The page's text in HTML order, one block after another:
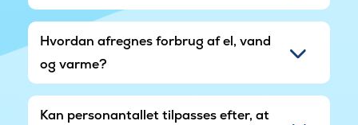
Hvordan afregnes forbrug af el, vand
og varme?
Kan personantallet tilpasses efter, at